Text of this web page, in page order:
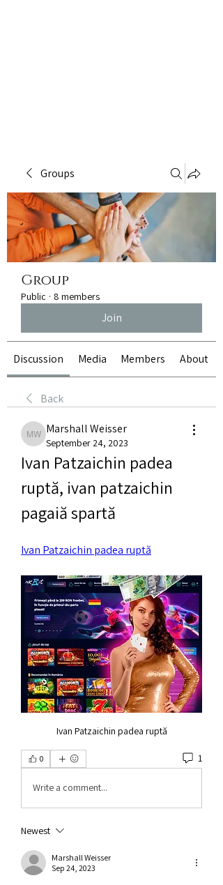
Groups
Group
Public · 8 members
Join
Discussion Media Members About
Back
Marshall Weisser
Marshall Weisser
September 24, 2023
Ivan Patzaichin padea
ruptă, ivan patzaichin
pagaiă spartă
Ivan Patzaichin padea ruptă
Ivan Patzaichin padea ruptă
0 1
Write a comment...
Newest
Marshall Weisser
Sep 24, 2023